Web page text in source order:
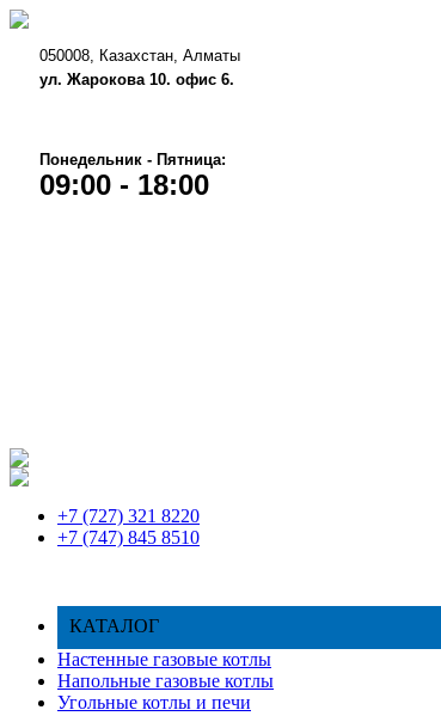
050008, Казахстан, Алматы
ул. Жарокова 10. офис 6.
Понедельник - Пятница:
09:00 - 18:00
+7 (727) 321 8220
+7 (747) 845 8510
КАТАЛОГ
Настенные газовые котлы
Напольные газовые котлы
Угольные котлы и печи